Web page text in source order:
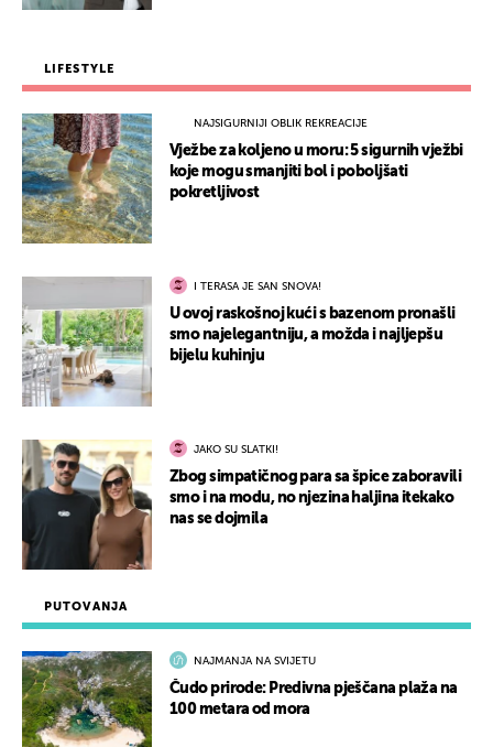
PUTOVANJA
NAJMANJA NA SVIJETU
Čudo prirode: Predivna pješčana plaža na
100 metara od mora
LIFESTYLE
NAJSIGURNIJI OBLIK REKREACIJE
Vježbe za koljeno u moru: 5 sigurnih vježbi
koje mogu smanjiti bol i poboljšati
pokretljivost
I TERASA JE SAN SNOVA!
U ovoj raskošnoj kući s bazenom pronašli
smo najelegantniju, a možda i najljepšu
bijelu kuhinju
JAKO SU SLATKI!
Zbog simpatičnog para sa špice zaboravili
smo i na modu, no njezina haljina itekako
nas se dojmila